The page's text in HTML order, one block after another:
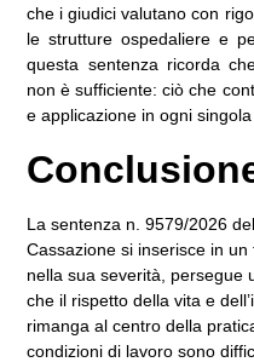
che i giudici valutano con
le strutture ospedaliere e
questa sentenza ricorda
non è sufficiente: ciò che
e applicazione in ogni
La sentenza n. 9579/2026
Cassazione si inserisce in
nella sua severità, persegue
che il rispetto della vita e
rimanga al centro della
condizioni di lavoro sono